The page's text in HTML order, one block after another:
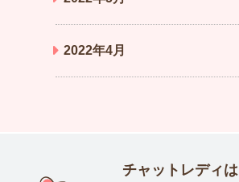
2022年4月
チャットレディは